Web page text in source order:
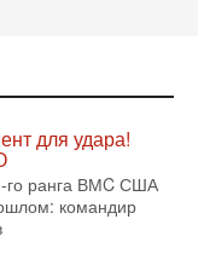
ждет
для удара!
го ранга ВМC США
командир